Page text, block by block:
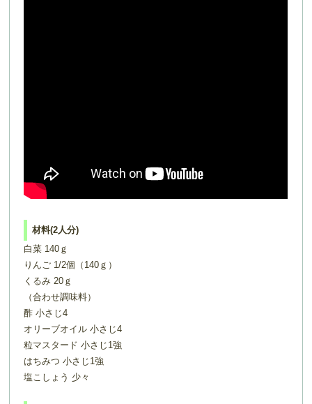
材料(2人分)
白菜 140ｇ
りんご 1/2個（140ｇ）
くるみ 20ｇ
（合わせ調味料）
酢 小さじ4
オリーブオイル 小さじ4
粒マスタード 小さじ1強
はちみつ 小さじ1強
塩こしょう 少々